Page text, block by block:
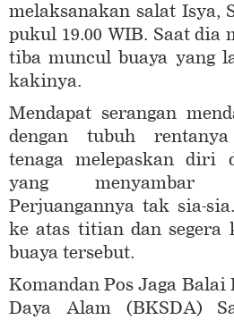
melaksanakan salat Isya,
pukul 19.00 WIB. Saat dia
tiba muncul buaya yang
kakinya.
Mendapat serangan
dengan tubuh
tenaga melepaskan diri
yang
Perjuangannya tak sia-
ke atas titian dan segera
buaya tersebut.
Komandan Pos Jaga Balai
Daya Alam (BKSDA)